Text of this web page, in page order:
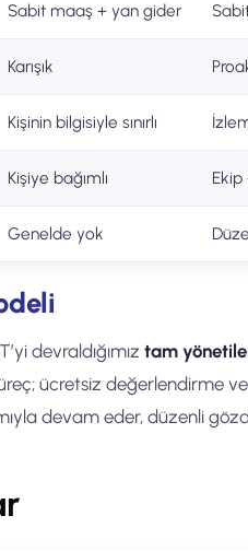
Sabit maaş + yan gider
Karışık
Kişinin bilgisiyle sınırlı
Kişiye bağımlı
Genelde yok
devraldığımız tam
ücretsiz değerlendirme
devam eder, düzenli